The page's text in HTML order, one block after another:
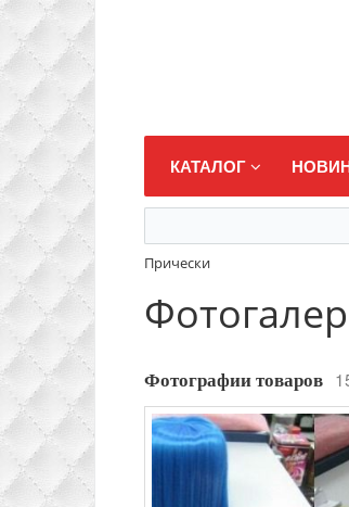
КАТАЛОГ
Прически
Фотографии товаров